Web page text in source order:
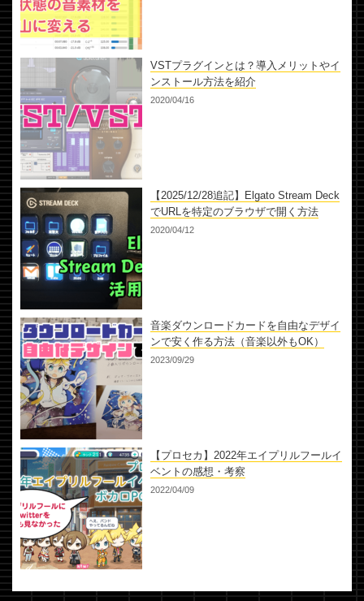
VSTプラグインとは？導入メリットやイ
ンストール方法を紹介
2020/04/16
【2025/12/28追記】Elgato Stream Deck
でURLを特定のブラウザで開く方法
2020/04/12
音楽ダウンロードカードを自由なデザイ
ンで安く作る方法（音楽以外もOK）
2023/09/29
【プロセカ】2022年エイプリルフールイ
ベントの感想・考察
2022/04/09